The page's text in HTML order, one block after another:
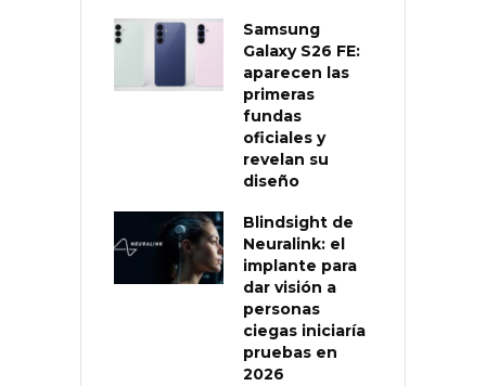
Samsung
Galaxy S26 FE:
aparecen las
primeras
fundas
oficiales y
revelan su
diseño
Blindsight de
Neuralink: el
implante para
dar visión a
personas
ciegas iniciaría
pruebas en
2026